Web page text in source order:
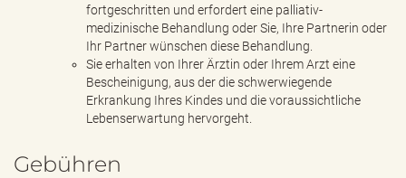
fortgeschritten und erfordert eine palliativ-
medizinische Behandlung oder Sie, Ihre Partnerin oder
Ihr Partner wünschen diese Behandlung.
Sie erhalten von Ihrer Ärztin oder Ihrem Arzt eine
Bescheinigung, aus der die schwerwiegende
Erkrankung Ihres Kindes und die voraussichtliche
Lebenserwartung hervorgeht.
Gebühren